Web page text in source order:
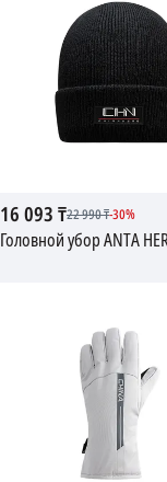
16 093₸22 990₸-30%
Головной убор ANTA